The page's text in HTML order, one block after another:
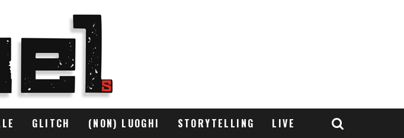
GLITCH (NON) LUOGHI STORYTELLING LIVE